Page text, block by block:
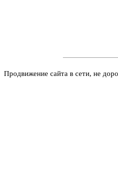
Продвижение сайта в сети, не